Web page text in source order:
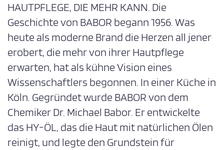
HAUTPFLEGE, DIE MEHR KANN. Die
Geschichte von BABOR begann 1956. Was
heute als moderne Brand die Herzen all jener
erobert, die mehr von ihrer Hautpflege
erwarten, hat als kühne Vision eines
Wissenschaftlers begonnen. In einer Küche in
Köln. Gegründet wurde BABOR von dem
Chemiker Dr. Michael Babor. Er entwickelte
das HY-ÖL, das die Haut mit natürlichen Ölen
reinigt, und legte den Grundstein für